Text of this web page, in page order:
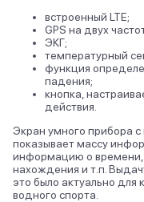
встроенный LTE;
GPS на двух
ЭКГ;
температурный
функция
падения;
кнопка,
действия.
Экран умного прибора
показывает массу
информацию о времени,
нахождения и т.п.
это было актуально для
водного спорта.